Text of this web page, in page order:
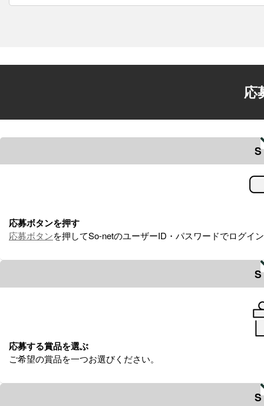
応
応募ボタンを押す
応募ボタンを押してSo-netのユーザーID・パスワードでログイ
応募する賞品を選ぶ
ご希望の賞品を一つお選びください。